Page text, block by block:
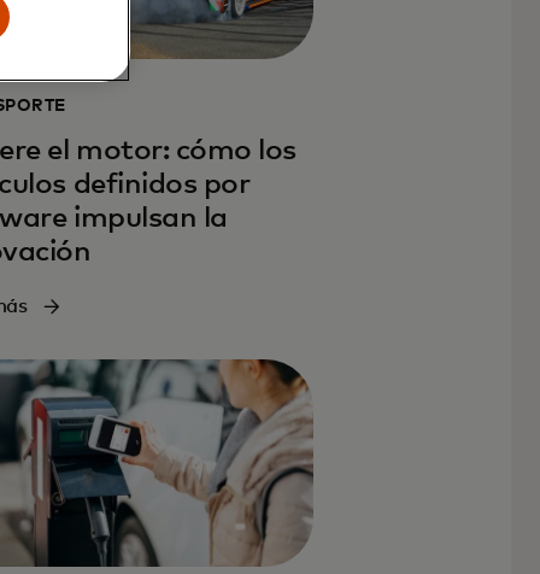
el motor: cómo los
definidos por
impulsan la